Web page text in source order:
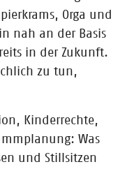
Orga und
nah an der Basis
in der Zukunft.
zu tun,
Kinderrechte,
Was
und Stillsitzen